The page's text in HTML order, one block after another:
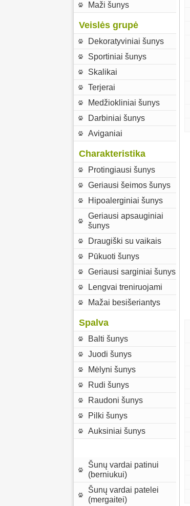
Maži šunys
Veislės grupė
Dekoratyviniai šunys
Sportiniai šunys
Skalikai
Terjerai
Medžiokliniai šunys
Darbiniai šunys
Aviganiai
Charakteristika
Protingiausi šunys
Geriausi šeimos šunys
Hipoalerginiai šunys
Geriausi apsauginiai
šunys
Draugiški su vaikais
Pūkuoti šunys
Geriausi sarginiai šunys
Lengvai treniruojami
Mažai besišeriantys
Spalva
Balti šunys
Juodi šunys
Mėlyni šunys
Rudi šunys
Raudoni šunys
Pilki šunys
Auksiniai šunys
Šunų vardai patinui
(berniukui)
Šunų vardai patelei
(mergaitei)